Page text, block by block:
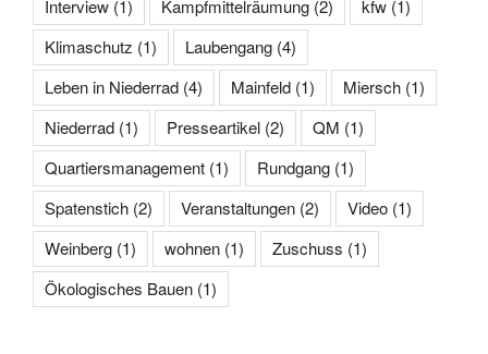
Interview (1) Kampfmittelräumung (2) kfw (1)
Klimaschutz (1) Laubengang (4)
Leben in Niederrad (4) Mainfeld (1) Miersch (1)
Niederrad (1) Presseartikel (2) QM (1)
Quartiersmanagement (1) Rundgang (1)
Spatenstich (2) Veranstaltungen (2) Video (1)
Weinberg (1) wohnen (1) Zuschuss (1)
Ökologisches Bauen (1)